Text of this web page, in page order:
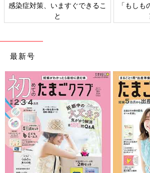
感染症対策、いますぐできるこ
と
「もし
最新号